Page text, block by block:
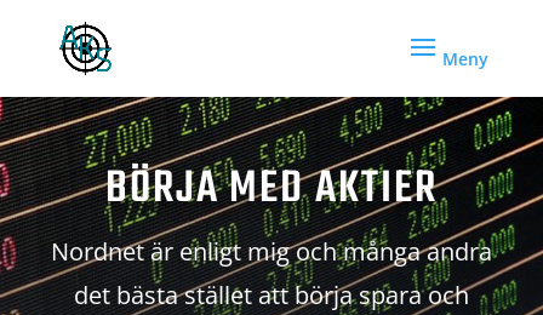
BÖRJA MED AKTIER
Nordnet är enligt mig och många andra
det bästa stället att börja spara och